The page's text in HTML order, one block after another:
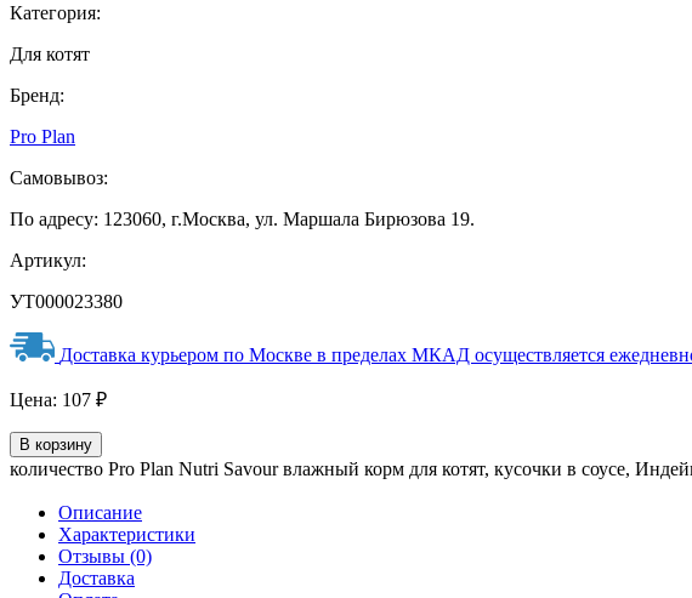
Категория:
Для котят
Бренд:
Pro Plan
Самовывоз:
По адресу: 123060, г.Москва, ул. Маршала Бирюзова 19.
Артикул:
УТ000023380
Доставка курьером по Москве в пределах МКАД осуществляется
Цена: 107 ₽
В корзину
количество Pro Plan Nutri Savour влажный корм для котят, кусочки в соусе,
Описание
Характеристики
Отзывы (0)
Доставка